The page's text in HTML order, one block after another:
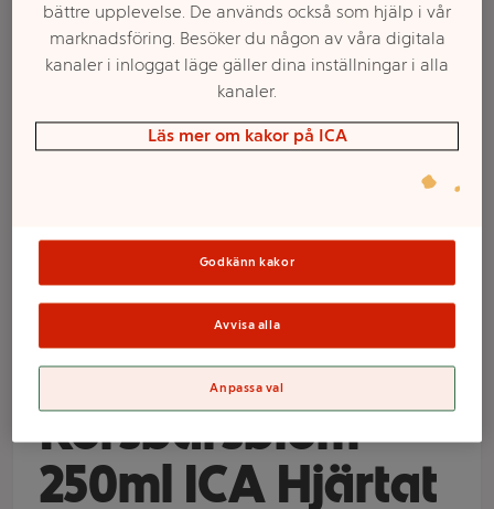
Handtvål Päron &
Körsbärsblom
250ml ICA Hjärtat
Sortimentet kan variera mellan butikerna
bättre upplevelse. De används också som hjälp i vår
marknadsföring. Besöker du någon av våra digitala
kanaler i inloggat läge gäller dina inställningar i alla
kanaler.
Läs mer om kakor på ICA
Godkänn kakor
Avvisa alla
Anpassa val